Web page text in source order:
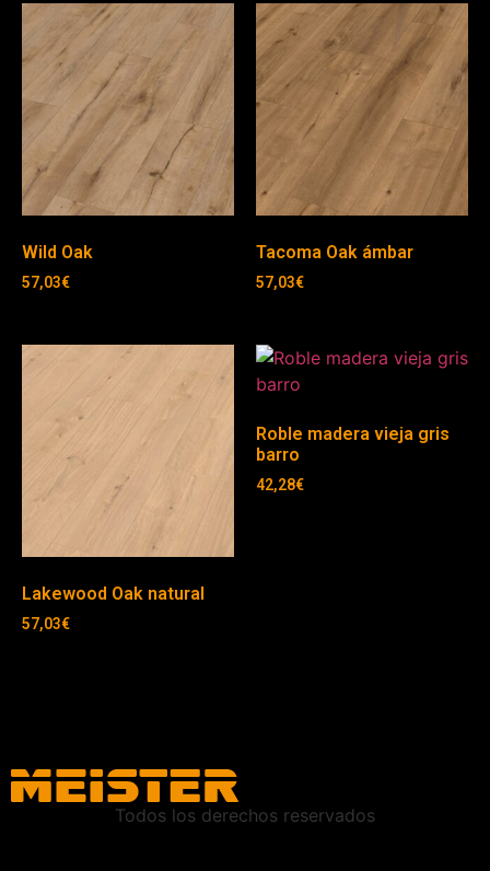
Wild Oak
57,03€
Tacoma Oak ámbar
57,03€
Lakewood Oak natural
57,03€
Roble madera vieja gris
barro
42,28€
Todos los derechos reservados